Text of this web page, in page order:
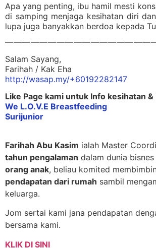
Apa yang penting, ibu hamil mesti
di samping menjaga kesihatan diri
lupa juga banyakkan berdoa kepada
Salam Sayang,
Farihah / Kak Eha
http://wasap.my/+60192282147
Like Page kami untuk Info kesihatan
We L.O.V.E Breastfeeding
Surijunior
Farihah Abu Kasim ialah Master
tahun pengalaman dalam dunia
orang anak, beliau komited
pendapatan dari rumah sambil
keluarga.
Jom sertai kami jana pendapatan
bersama kami.
KLIK DI SINI